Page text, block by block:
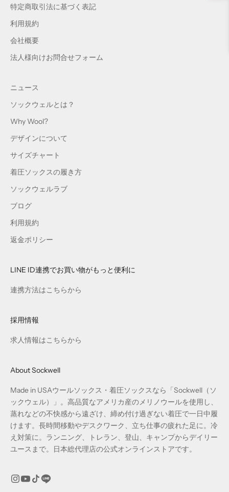
特定商取引法に基づく表記
利用規約
会社概要
法人様向けお問合せフォーム
ニュース
ソックウェルとは？
Why Wool?
デザインについて
サイズチャート
着圧ソックスの履き方
ソックウェルラブ
ブログ
利用規約
返金ポリシー
LINE ID連携でお買い物がもっと便利に
連携方法はこちらから
採用情報
求人情報はこちらから
About Sockwell
Made in USAウールソックス・着圧ソックスなら「Sockwell（ソ
ックウェル）」。高品質なアメリカ産のメリノウールを使用し、
蒸れなどの不快感から遠ざけ、締め付け過ぎない着圧で一日中履
けます。長時間移動やデスクワーク、立ち仕事の疲れた足に。冷
え対策に。ランニング、トレラン、登山、キャンプからデイリー
ユースまで。日本総代理店の公式オンラインストアです。